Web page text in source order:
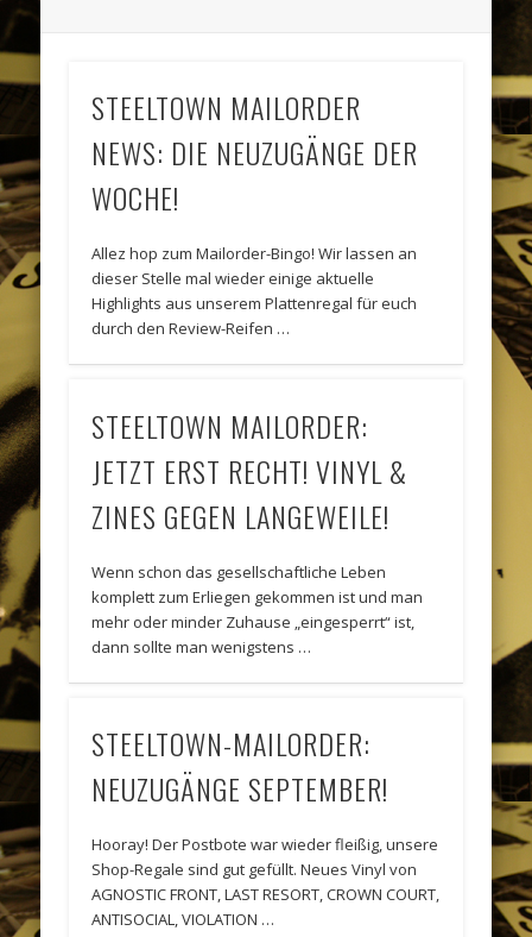
STEELTOWN MAILORDER
NEWS: DIE NEUZUGÄNGE DER
WOCHE!
Allez hop zum Mailorder-Bingo! Wir lassen an
dieser Stelle mal wieder einige aktuelle
Highlights aus unserem Plattenregal für euch
durch den Review-Reifen …
STEELTOWN MAILORDER:
JETZT ERST RECHT! VINYL &
ZINES GEGEN LANGEWEILE!
Wenn schon das gesellschaftliche Leben
komplett zum Erliegen gekommen ist und man
mehr oder minder Zuhause „eingesperrt“ ist,
dann sollte man wenigstens …
STEELTOWN-MAILORDER:
NEUZUGÄNGE SEPTEMBER!
Hooray! Der Postbote war wieder fleißig, unsere
Shop-Regale sind gut gefüllt. Neues Vinyl von
AGNOSTIC FRONT, LAST RESORT, CROWN COURT,
ANTISOCIAL, VIOLATION …